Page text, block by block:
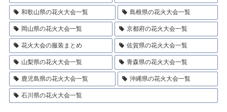
和歌山県の花火大会一覧 島根県の花火大会一覧
岡山県の花火大会一覧 京都府の花火大会一覧
花火大会の服装まとめ 佐賀県の花火大会一覧
山梨県の花火大会一覧 青森県の花火大会一覧
鹿児島県の花火大会一覧 沖縄県の花火大会一覧
石川県の花火大会一覧